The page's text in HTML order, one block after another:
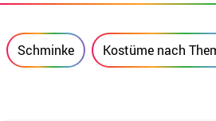
Schminke Kostüme nach